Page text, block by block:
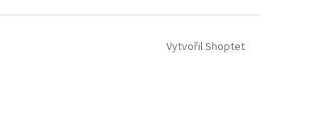
Vytvořil Shoptet